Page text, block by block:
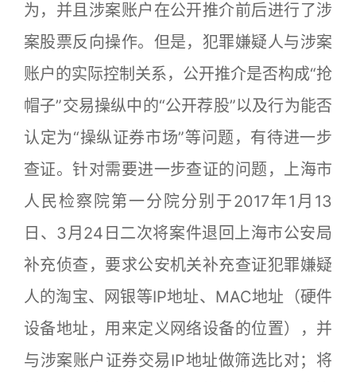
为，并且涉案账户在公开推介前后进行了涉
案股票反向操作。但是，犯罪嫌疑人与涉案
账户的实际控制关系，公开推介是否构成“抢
帽子”交易操纵中的“公开荐股”以及行为能否
认定为“操纵证券市场”等问题，有待进一步
查证。针对需要进一步查证的问题，上海市
人民检察院第一分院分别于2017年1月13
日、3月24日二次将案件退回上海市公安局
补充侦查，要求公安机关补充查证犯罪嫌疑
人的淘宝、网银等IP地址、MAC地址（硬件
设备地址，用来定义网络设备的位置），并
与涉案账户证券交易IP地址做筛选比对；将